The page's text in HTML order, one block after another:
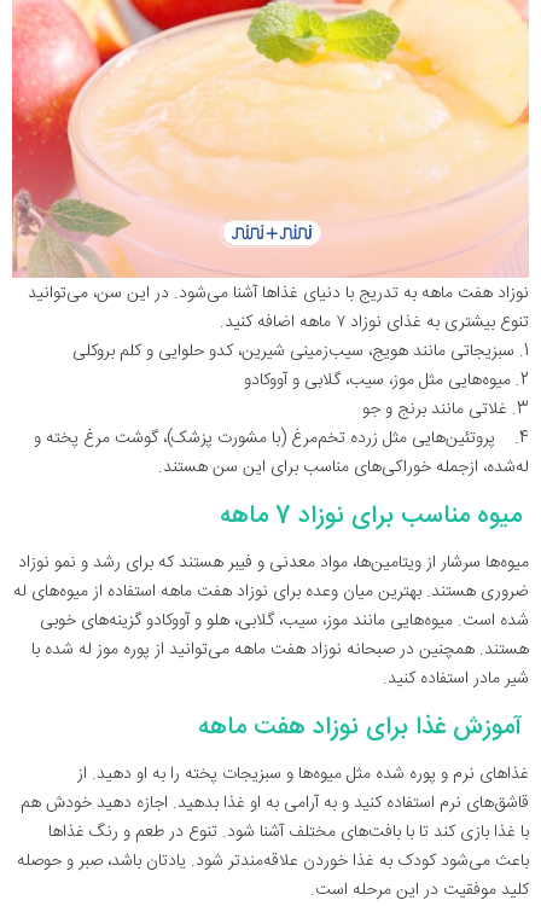
نوزاد هفت ماهه به تدریج با دنیای غذاها آشنا می‌شود. در این سن، می‌توانید
تنوع بیشتری به غذای نوزاد ۷ ماهه اضافه کنید.
1. سبزیجاتی مانند هویج، سیب‌زمینی شیرین، کدو حلوایی و کلم بروکلی
2. میوه‌هایی مثل موز، سیب، گلابی و آووکادو
3. غلاتی مانند برنج و جو
4. پروتئین‌هایی مثل زرده تخم‌مرغ (با مشورت پزشک)، گوشت مرغ پخته و
له‌شده، ازجمله خوراکی‌های مناسب برای این سن هستند.
میوه مناسب برای نوزاد 7 ماهه
میوه‌ها سرشار از ویتامین‌ها، مواد معدنی و فیبر هستند که برای رشد و نمو نوزاد
ضروری‌ هستند. بهترین میان وعده برای نوزاد هفت ماهه استفاده از میوه‌های له
شده است. میوه‌هایی مانند موز، سیب، گلابی، هلو و آووکادو گزینه‌های خوبی
هستند. همچنین در صبحانه نوزاد هفت ماهه می‌توانید از پوره موز له شده با
شیر مادر استفاده کنید.
آموزش غذا برای نوزاد هفت ماهه
غذاهای نرم و پوره شده مثل میوه‌ها و سبزیجات پخته را به او دهید. از
قاشق‌های نرم استفاده کنید و به آرامی به او غذا بدهید. اجازه دهید خودش هم
با غذا بازی کند تا با بافت‌های مختلف آشنا شود. تنوع در طعم و رنگ غذاها
باعث می‌شود کودک به غذا خوردن علاقه‌مندتر شود. یادتان باشد، صبر و حوصله
کلید موفقیت در این مرحله است.